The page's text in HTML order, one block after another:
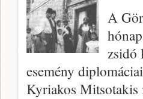
A
zsidó
esemény
Kyriakos Mitsotakis